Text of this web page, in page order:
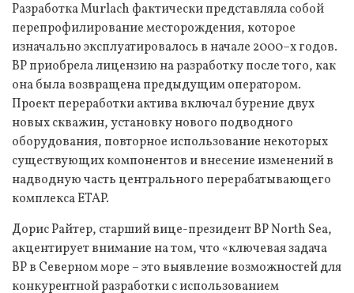
Разработка Murlach фактически представляла собой
перепрофилирование месторождения, которое
изначально эксплуатировалось в начале 2000–х годов.
BP приобрела лицензию на разработку после того, как
она была возвращена предыдущим оператором.
Проект переработки актива включал бурение двух
новых скважин, установку нового подводного
оборудования, повторное использование некоторых
существующих компонентов и внесение изменений в
надводную часть центрального перерабатывающего
комплекса ETAP.
Дорис Райтер, старший вице-президент BP North Sea,
акцентирует внимание на том, что «ключевая задача
BP в Северном море – это выявление возможностей для
конкурентной разработки с использованием